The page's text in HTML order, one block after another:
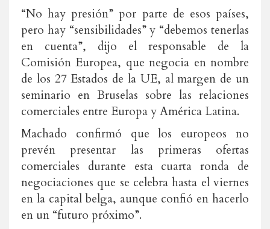
“No hay presión” por parte de esos países,
pero hay “sensibilidades” y “debemos tenerlas
en cuenta”, dijo el responsable de la
Comisión Europea, que negocia en nombre
de los 27 Estados de la UE, al margen de un
seminario en Bruselas sobre las relaciones
comerciales entre Europa y América Latina.
Machado confirmó que los europeos no
prevén presentar las primeras ofertas
comerciales durante esta cuarta ronda de
negociaciones que se celebra hasta el viernes
en la capital belga, aunque confió en hacerlo
en un “futuro próximo”.